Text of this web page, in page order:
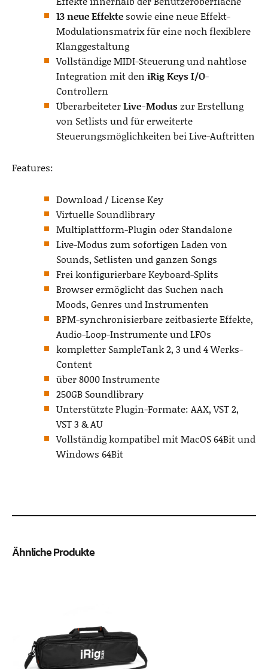
13 neue Effekte sowie eine neue Effekt-
Modulationsmatrix für eine noch flexiblere
Klanggestaltung
Vollständige MIDI-Steuerung und nahtlose
Integration mit den iRig Keys I/O-
Controllern
ÜberarbeiteterLive-Moduszur Erstellung
von Setlists und für erweiterte
Steuerungsmöglichkeiten bei Live-Auftritten
Features:
Download / License Key
Virtuelle Soundlibrary
Multiplattform-Plugin oder Standalone
Live-Modus zum sofortigen Laden von
Sounds, Setlisten und ganzen Songs
Frei konfigurierbare Keyboard-Splits
Browser ermöglicht das Suchen nach
Moods, Genres und Instrumenten
BPM-synchronisierbare zeitbasierte Effekte,
Audio-Loop-Instrumente und LFOs
kompletter SampleTank 2, 3 und 4 Werks-
Content
über 8000 Instrumente
250GB Soundlibrary
Unterstützte Plugin-Formate: AAX, VST 2,
VST 3 & AU
Vollständig kompatibel mit MacOS 64Bit und
Windows 64Bit
Ähnliche Produkte